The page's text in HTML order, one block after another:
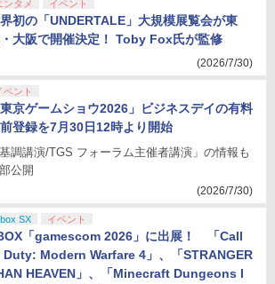
ンタメ イベント
初の「UNDERTALE」大規模展覧会が東
大阪で開催決定！ Toby Fox氏が監修
(2026/7/30)
ベント
東京ゲームショウ2026」ビジネスデイの有料
登録を7月30日12時より開始
基調講演/TGS フォーラム主催者講演」の情報も
公開
(2026/7/30)
SX イベント
「gamescom 2026」に出展！ 「Call
Modern Warfare 4」、「STRANGER
HEAVEN」、「Minecraft Dungeons I